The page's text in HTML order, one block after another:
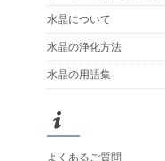
水晶について
水晶の浄化方法
水晶の用語集
よくあるご質問